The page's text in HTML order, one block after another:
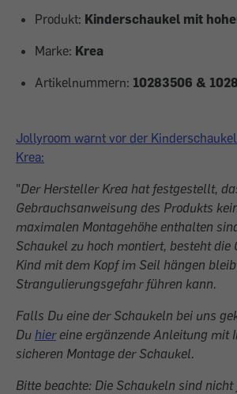
Produkt: Kinderschaukel mit
Marke: Krea
Artikelnummern: 10283506 &
Jollyroom warnt vor der
Krea:
"Der Hersteller Krea hat festgestellt,
Gebrauchsanweisung des Produkts
maximalen Montagehöhe enthalten
Schaukel zu hoch montiert, besteht die
Kind mit dem Kopf im Seil hängen
Strangulierungsgefahr führen kann.
Falls Du eine der Schaukeln bei uns
Du hiereine ergänzende Anleitung mit
sicheren Montage der Schaukel.
Bitte beachte: Die Schaukeln sind